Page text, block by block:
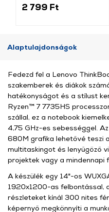
2 799 Ft
Alaptulajdonságok
Fedezd fel a Lenovo
szakemberek és diákok
hatékonyságot és a stílust
Ryzen™ 7 7735HS
szállal, ez a notebook
4,75 GHz-es sebességgel.
680M grafika lehetővé teszi
multitaskingot és lenyűgöző
projektek vagy a mindennapi
A készülék egy 14"-os
1920x1200-as felbontással,
részleteket kínál 300 nites
képernyő megkönnyíti a